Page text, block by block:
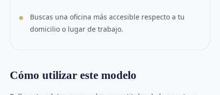
Buscas una oficina más accesible respecto a tu
domicilio o lugar de trabajo.
Cómo utilizar este modelo